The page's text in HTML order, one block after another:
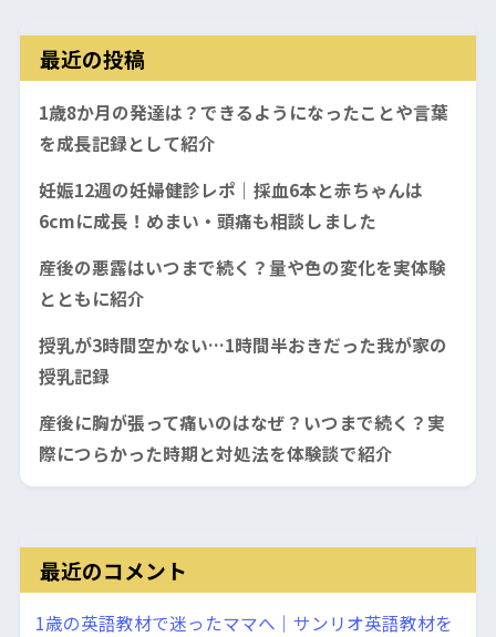
最近の投稿
1歳8か月の発達は？できるようになったことや言葉
を成長記録として紹介
妊娠12週の妊婦健診レポ｜採血6本と赤ちゃんは
6cmに成長！めまい・頭痛も相談しました
産後の悪露はいつまで続く？量や色の変化を実体験
とともに紹介
授乳が3時間空かない…1時間半おきだった我が家の
授乳記録
産後に胸が張って痛いのはなぜ？いつまで続く？実
際につらかった時期と対処法を体験談で紹介
最近のコメント
1歳の英語教材で迷ったママへ｜サンリオ英語教材を